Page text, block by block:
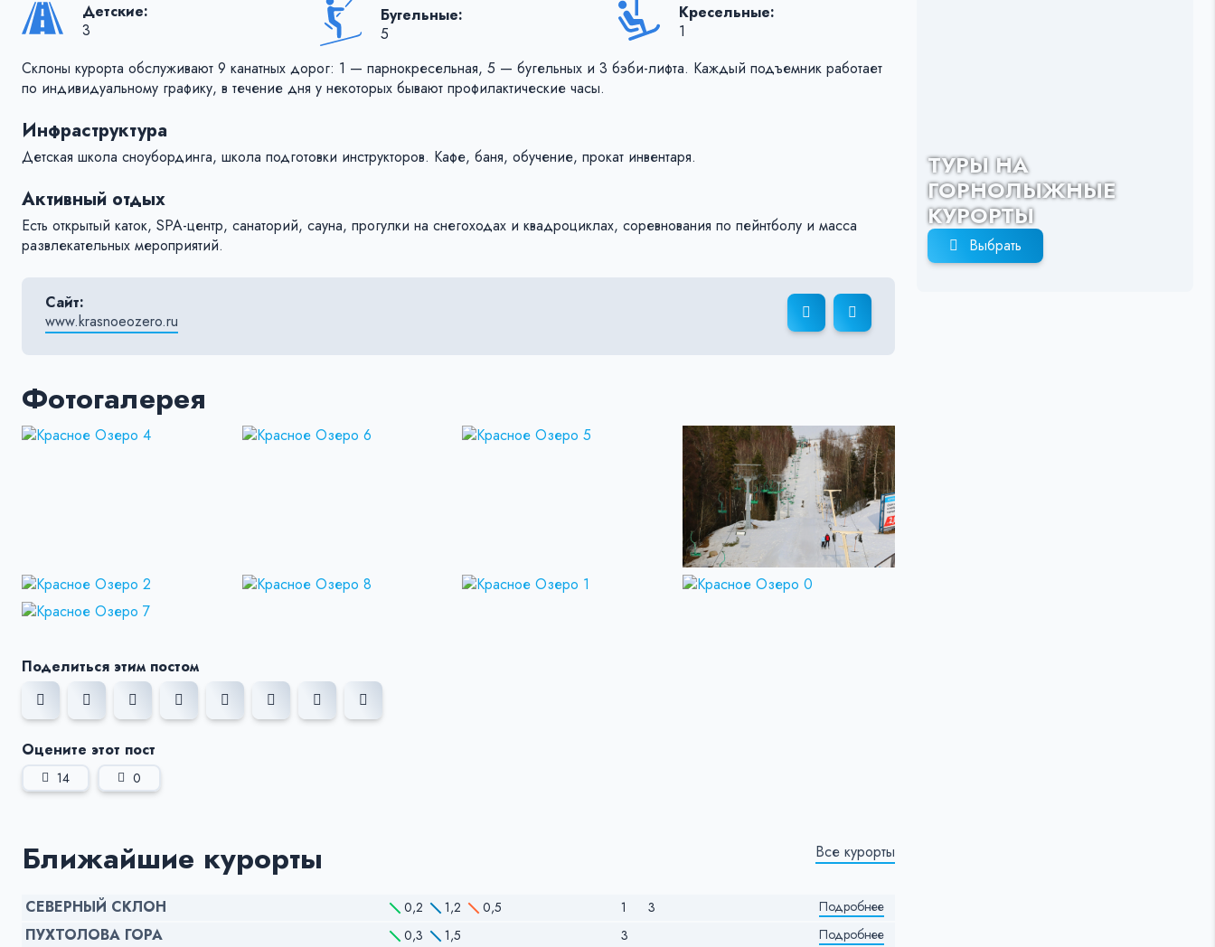
Детские:
3
Бугельные:
5
Кресельные:
1
Склоны курорта обслуживают 9 канатных дорог: 1 — парнокресельная, 5 — бугельных и 3 бэби-лифта. Каждый подъемник работает
по индивидуальному графику, в течение дня у некоторых бывают профилактические часы.
Инфраструктура
Детская школа сноубординга, школа подготовки инструкторов. Кафе, баня, обучение, прокат инвентаря.
Активный отдых
Есть открытый каток, SPA-центр, санаторий, сауна, прогулки на снегоходах и квадроциклах, соревнования по пейнтболу и масса
развлекательных мероприятий.
Сайт:
www.krasnoeozero.ru
Фотогалерея
Поделиться этим постом
Оцените этот пост
14 0
Ближайшие курорты Все курорты
СЕВЕРНЫЙ СКЛОН 0,2 1,2 0,5 1 3 Подробнее
ПУХТОЛОВА ГОРА 0,3 1,5 3 Подробнее
ТУРЫ НА
ГОРНОЛЫЖНЫЕ
КУРОРТЫ
Выбрать